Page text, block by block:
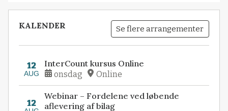
KALENDER Se flere arrangementer
12
AUG
InterCount kursus Online
onsdag Online
12
Webinar – Fordelene ved løbende
aflevering af bilag